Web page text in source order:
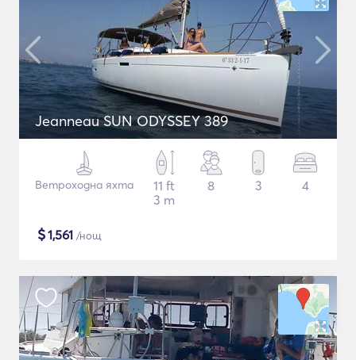
Jeanneau SUN ODYSSEY 389
Ветроходна яхта
11 ft
3 m
8 3 4
$1,561 /нощ